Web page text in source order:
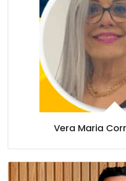
Vera Maria